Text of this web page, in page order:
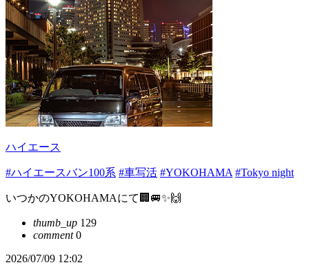
ハイエース
#ハイエースバン100系 #車写活 #YOKOHAMA #Tokyo night
いつかのYOKOHAMAにて🏢🚐✨🙌
thumb_up 129
comment0
2026/07/09 12:02